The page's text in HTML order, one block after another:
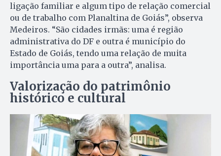
ligação familiar e algum tipo de relação comercial
ou de trabalho com Planaltina de Goiás”, observa
Medeiros. “São cidades irmãs: uma é região
administrativa do DF e outra é município do
Estado de Goiás, tendo uma relação de muita
importância uma para a outra”, analisa.
Valorização do patrimônio
histórico e cultural